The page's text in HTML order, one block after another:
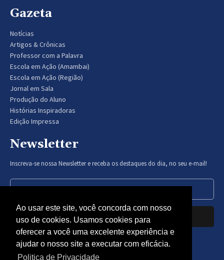
Gazeta
Notícias
Artigos & Crônicas
Professor com a Palavra
Escola em Ação (Amambai)
Escola em Ação (Região)
Jornal em Sala
Produção do Aluno
Histórias Inspiradoras
Edição Impressa
Newsletter
Inscreva-se nossa Newsletter e receba os destaques do dia, no seu e-mail!
Inscrever-se
Nós respeitamos sua privacidade.
Ao usar este site, você concorda com nosso
uso de cookies. Usamos cookies para
oferecer a você uma excelente experiência e
ajudar o nosso site a executar com eficácia.
Politica de Privacidade